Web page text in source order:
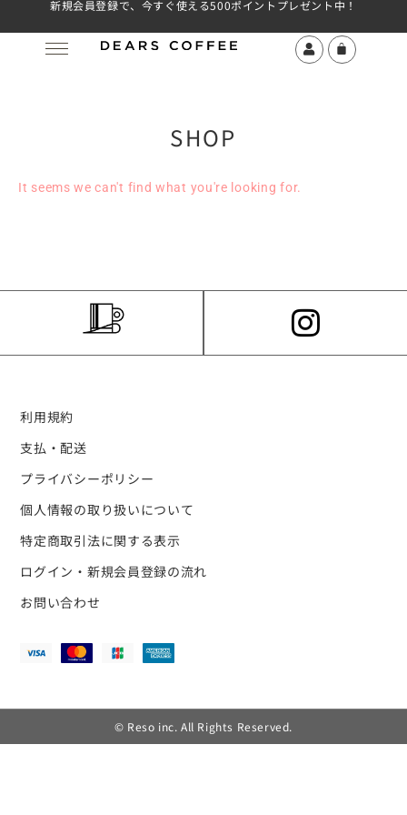
新規会員登録で、今すぐ使える500ポイントプレゼント中！
SHOP
It seems we can't find what you're looking for.
利用規約
支払・配送
プライバシーポリシー
個人情報の取り扱いについて
特定商取引法に関する表示
ログイン・新規会員登録の流れ
お問い合わせ
© Reso inc. All Rights Reserved.